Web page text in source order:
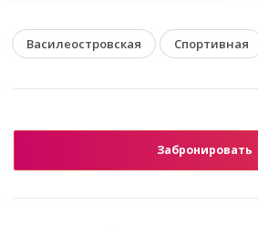
Василеостровская Спортивная
Забронировать